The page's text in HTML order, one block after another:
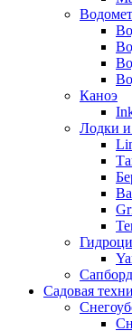
Каноэ
Лодки и
Садовая